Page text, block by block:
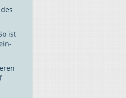
ist